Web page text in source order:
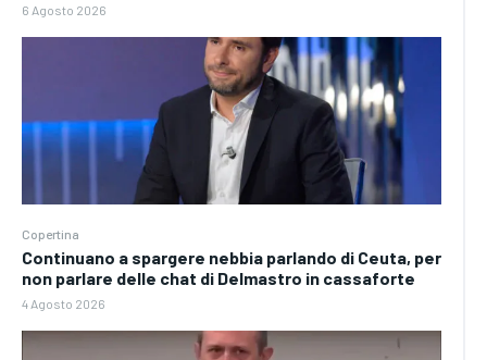
6 Agosto 2026
Copertina
Continuano a spargere nebbia parlando di Ceuta, per
non parlare delle chat di Delmastro in cassaforte
4 Agosto 2026